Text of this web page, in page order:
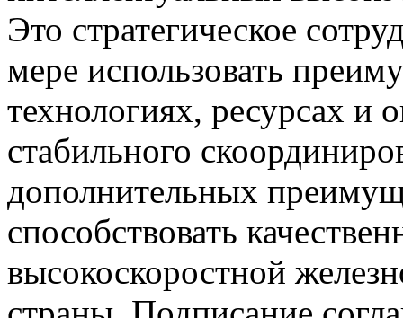
Это стратегическое
мере использовать
технологиях, ресурсах и
стабильного
дополнительных
способствовать
высокоскоростной